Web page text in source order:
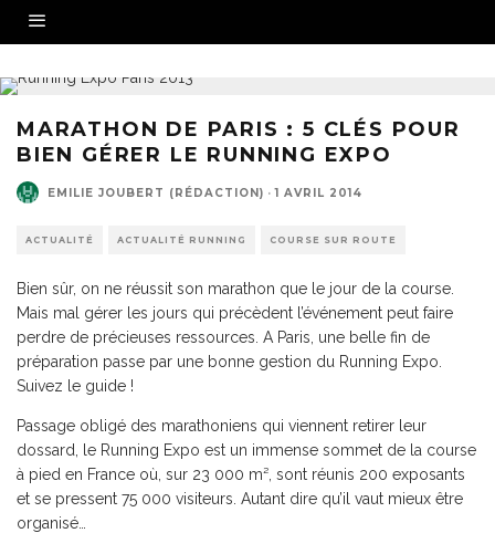
MARATHON DE PARIS : 5 CLÉS POUR
BIEN GÉRER LE RUNNING EXPO
EMILIE JOUBERT (RÉDACTION) · 1 AVRIL 2014
ACTUALITÉ ACTUALITÉ RUNNING COURSE SUR ROUTE
Bien sûr, on ne réussit son marathon que le jour de la course.
Mais mal gérer les jours qui précèdent l’événement peut faire
perdre de précieuses ressources. A Paris, une belle fin de
préparation passe par une bonne gestion du Running Expo.
Suivez le guide !
Passage obligé des marathoniens qui viennent retirer leur
dossard, le Running Expo est un immense sommet de la course
à pied en France où, sur 23 000 m², sont réunis 200 exposants
et se pressent 75 000 visiteurs. Autant dire qu’il vaut mieux être
organisé…